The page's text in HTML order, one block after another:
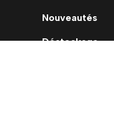
Nouveautés
Déstockage